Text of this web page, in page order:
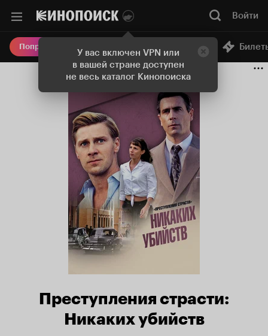
У вас включен VPN или
в вашей стране доступен
не весь каталог Кинопоиска
Войти
Попробовать Плюс Онлайн-кинотеатр
Преступления страсти:
Никаких убийств